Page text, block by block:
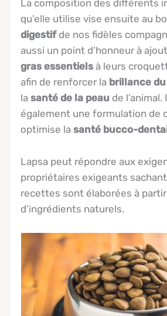
La composition des différents
qu’elle utilise vise ensuite au
digestifde nos fidèles
aussi un point d’honneur à
gras essentiels à leurs
afin de renforcer la brillance
lasanté de la peau de
également une formulation de
optimise lasanté bucco-
Lapsa peut répondre aux
propriétaires exigeants
recettes sont élaborées à
d’ingrédients naturels.